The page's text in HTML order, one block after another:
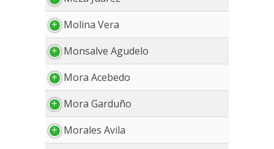
Molina Vera
Monsalve Agudelo
Mora Acebedo
Mora Garduño
Morales Avila